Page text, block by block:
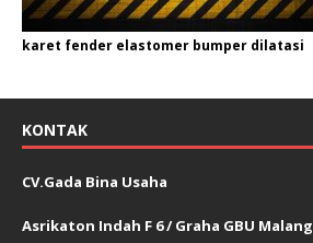
karet fender elastomer bumper dilatasi
KONTAK
CV.Gada Bina Usaha
Asrikaton Indah F 6 / Graha GBU Malang